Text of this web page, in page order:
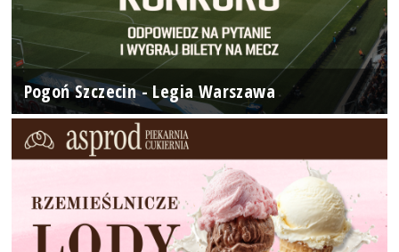
Pogoń Szczecin - Legia Warszawa